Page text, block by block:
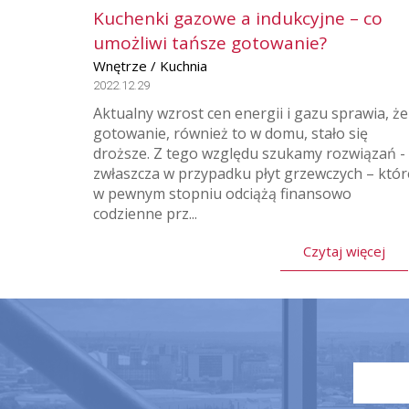
Kuchenki gazowe a indukcyjne – co
umożliwi tańsze gotowanie?
Wnętrze / Kuchnia
2022.12.29
Aktualny wzrost cen energii i gazu sprawia, że
gotowanie, również to w domu, stało się
droższe. Z tego względu szukamy rozwiązań -
zwłaszcza w przypadku płyt grzewczych –
w pewnym stopniu odciążą finansowo
codzienne prz...
Czytaj więcej